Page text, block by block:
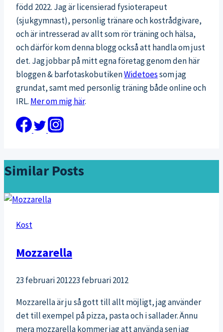
född 2022. Jag är licensierad fysioterapeut
(sjukgymnast), personlig tränare och kostrådgivare,
och är intresserad av allt som rör träning och hälsa,
och därför kom denna blogg också att handla om just
det. Jag jobbar på mitt egna företag genom den här
bloggen & barfotaskobutikenWidetoessom jag
grundat, samt med personlig träning både online och
IRL. Mer om mig här.
Similar Posts
Kost
Mozzarella
23 februari 201223 februari 2012
Mozzarella är ju så gott till allt möjligt, jag använder
det till exempel på pizza, pasta och i sallader. Ännu
mera mozzarella kommer jag att använda sen jag